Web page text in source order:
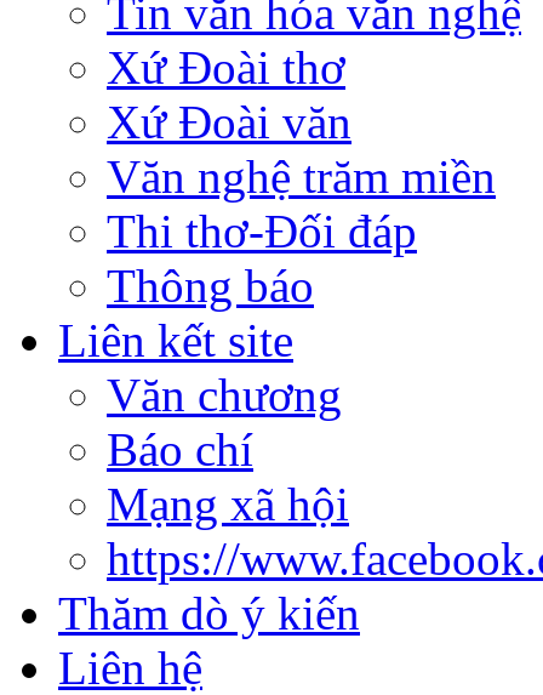
Tin văn hóa văn nghệ
Xứ Đoài thơ
Xứ Đoài văn
Văn nghệ trăm miền
Thi thơ-Đối đáp
Thông báo
Liên kết site
Văn chương
Báo chí
Mạng xã hội
https://
Thăm dò ý kiến
Liên hệ